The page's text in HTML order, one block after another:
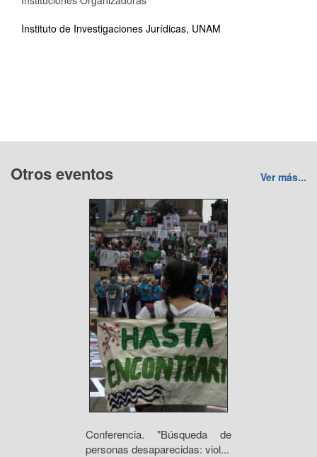
Instituto de Investigaciones Jurídicas, UNAM
Otros eventos Ver más...
Conferencia. "Búsqueda de
personas desaparecidas: viol...